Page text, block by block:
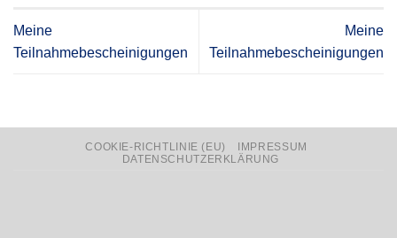
Meine
Teilnahmebescheinigungen
Meine
Teilnahmebescheinigungen
COOKIE-RICHTLINIE (EU)
IMPRESSUM
DATENSCHUTZERKLÄRUNG